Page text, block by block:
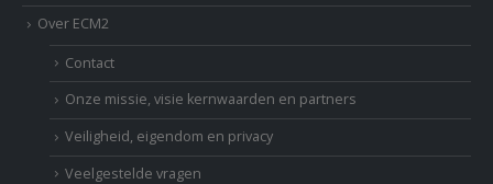
Over ECM2
Contact
Onze missie, visie kernwaarden en partners
Veiligheid, eigendom en privacy
Veelgestelde vragen